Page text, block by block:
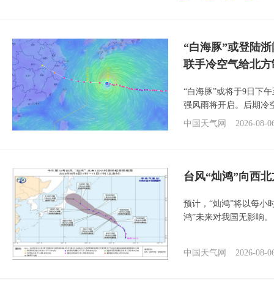
“白海豚”或登陆
联手冷空气给北
“白海豚”或将于9日下
强风雨将开启。后期冷
中国天气网
2026-08-
台风“灿鸿”向西
预计，“灿鸿”将以每小
鸿”未来对我国无影响。
中国天气网 2026-08-